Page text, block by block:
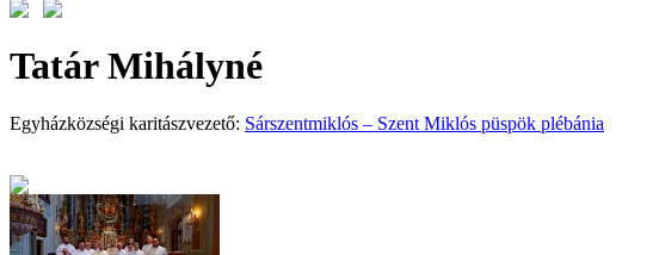
Tatár Mihályné
Egyházközségi karitászvezető: Sárszentmiklós – Szent Miklós püspök plébánia